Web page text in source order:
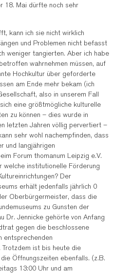
18. Mai dürfte noch sehr
kann ich sie nicht wirklich
und Problemen nicht befasst
weniger tangierten. Aber ich habe
wahrnehmen müssen, auf
Hochkultur über geforderte
am Ende mehr bekam (ich
also in unserem Fall
eine größtmögliche kulturelle
zu können – dies wurde in
letzten Jahren völlig pervertiert –
sehr wohl nachempfinden, dass
und langjährigen
Forum thomanum Leipzig e.V.
institutionelle Förderung
Der
erhält jedenfalls jährlich 0
Oberbürgermeister, dass die
zu Gunsten der
Dr. Jennicke gehörte von Anfang
gegen die beschlossene
entsprechenden
ist bis heute die
Öffnungszeiten ebenfalls. (z.B.
13:00 Uhr und am